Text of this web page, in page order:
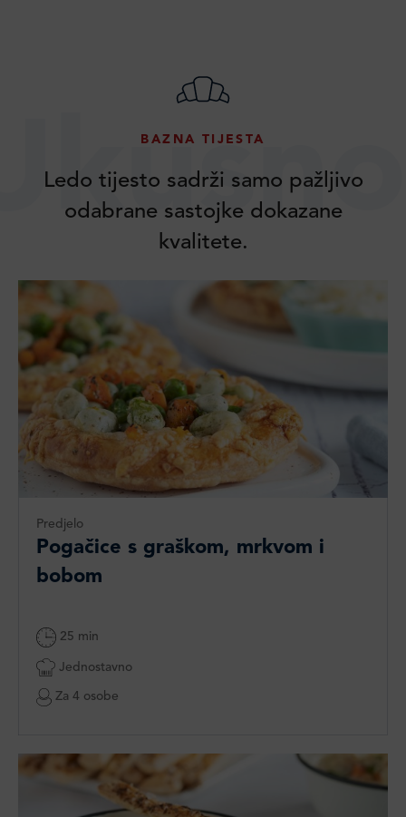
BAZNA TIJESTA
Ledo tijesto sadrži samo pažljivo
odabrane sastojke dokazane
kvalitete.
Predjelo
Pogačice s graškom, mrkvom i
bobom
25 min
Jednostavno
Za 4 osobe